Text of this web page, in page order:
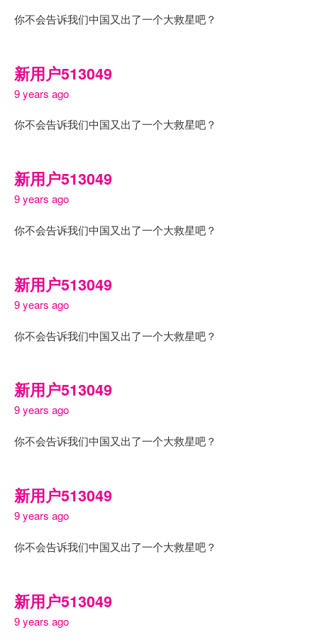
你不会告诉我们中国又出了一个大救星吧？
新用户513049
9 years ago
你不会告诉我们中国又出了一个大救星吧？
新用户513049
9 years ago
你不会告诉我们中国又出了一个大救星吧？
新用户513049
9 years ago
你不会告诉我们中国又出了一个大救星吧？
新用户513049
9 years ago
你不会告诉我们中国又出了一个大救星吧？
新用户513049
9 years ago
你不会告诉我们中国又出了一个大救星吧？
新用户513049
9 years ago